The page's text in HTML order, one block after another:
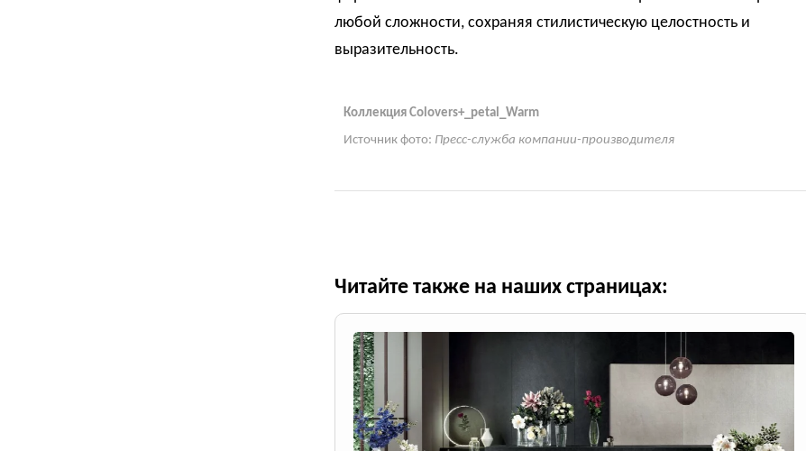
любой сложности, сохраняя стилистическую целостность и
выразительность.
Коллекция Colovers+_petal_Warm
Источник фото: Пресс-служба компании-производителя
Читайте также на наших страницах: